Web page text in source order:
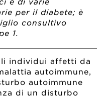
e di varie
per il diabete; è
consultivo
1.
individui affetti da
autoimmune,
autoimmune
di un disturbo